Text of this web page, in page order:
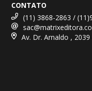
CONTATO
(11) 3868-2863 /
Av. Dr. Arnaldo , 2039